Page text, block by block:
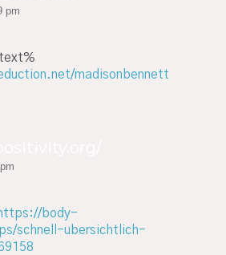
pm
madisonbennett
body-
schnell-ubersichtlich-